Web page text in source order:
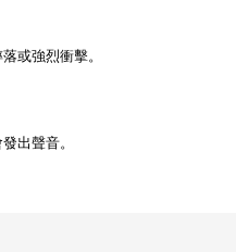
或強烈衝擊。
出聲音。